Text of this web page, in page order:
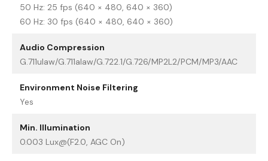
50 Hz: 25 fps (640 × 480, 640 × 360)
60 Hz: 30 fps (640 × 480, 640 × 360)
Audio Compression
G.711ulaw/G.711alaw/G.722.1/G.726/MP2L2/PCM/MP3/AAC
Environment Noise Filtering
Yes
Min. Illumination
0.003 Lux@(F2.0, AGC On)